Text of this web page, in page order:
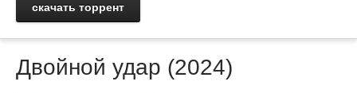
скачать торрент
Двойной удар (2024)